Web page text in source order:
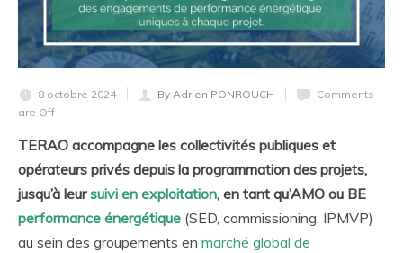
8 octobre 2024 By Adrien PONROUCH
Comments
are Off
TERAO accompagne les collectivités publiques et
opérateurs privés depuis la programmation des projets,
jusqu’à leursuivi en exploitation, en tant qu’AMO ou BE
performance énergétique (SED, commissioning, IPMVP)
au sein des groupements en marché global de